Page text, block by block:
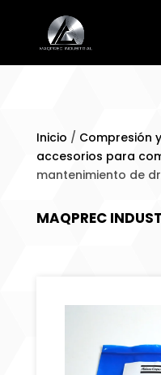
Inicio / Compresión
accesorios para
mantenimiento de
MAQPREC